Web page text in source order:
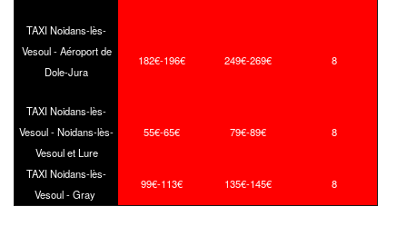
TAXI Noidans-lès-
Vesoul - Aéroport de
Dole-Jura
182€-196€ 249€-269€ 8
TAXI Noidans-lès-
Vesoul - Noidans-lès-
Vesoul et Lure
55€-65€ 79€-89€ 8
TAXI Noidans-lès-
Vesoul - Gray
99€-113€ 135€-145€ 8